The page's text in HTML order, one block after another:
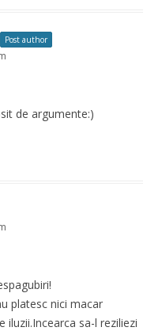
Post author
de argumente:)
platesc nici macar
iluzii.Incearca sa-l reziliezi